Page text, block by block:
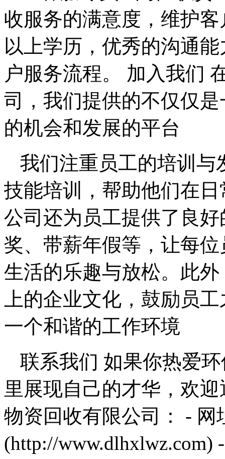
收服务的满意度，维护
以上学历，优秀的沟通
户服务流程。 加入我们
司，我们提供的不仅仅
的机会和发展的平台
我们注重员工的培训与
技能培训，帮助他们在
公司还为员工提供了良
奖、带薪年假等，让每
生活的乐趣与放松。此
上的企业文化，鼓励员
一个和谐的工作环境
联系我们 如果你热爱
里展现自己的才华，欢
物资回收有限公司： - 网
(http://www.dlhxlwz.com)